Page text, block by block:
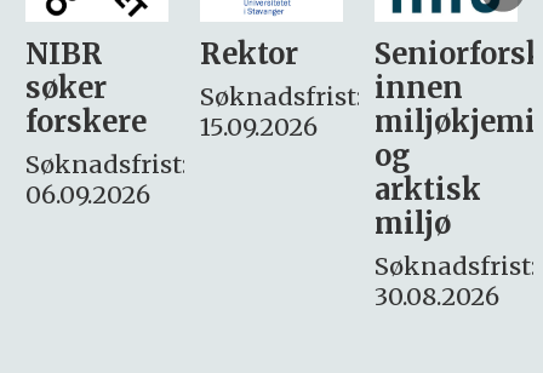
Rektor
Søknadsfrist:
15.09.2026
Seniorforsker
innen
miljøkjemi
søker
– fast
Søknadsfrist:
16. august.